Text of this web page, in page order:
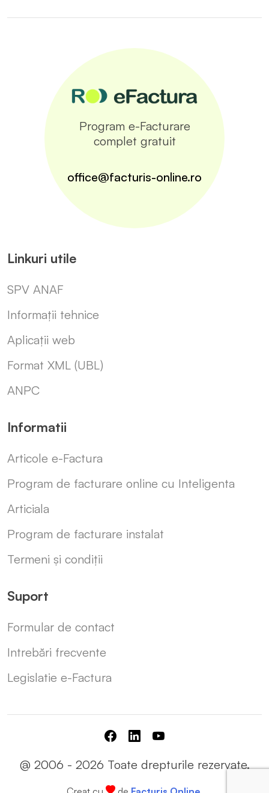
Program e-Facturare
complet gratuit
office@facturis-online.ro
Linkuri utile
SPV ANAF
Informații tehnice
Aplicații web
Format XML (UBL)
ANPC
Informatii
Articole e-Factura
Program de facturare online cu Inteligenta
Articiala
Program de facturare instalat
Termeni și condiții
Suport
Formular de contact
Intrebări frecvente
Legislatie e-Factura
@ 2006 - 2026 Toate drepturile rezervate.